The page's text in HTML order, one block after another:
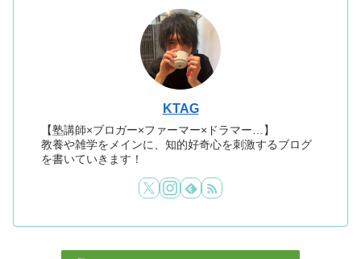
KTAG
【塾講師×ブロガー×ファーマー×ドラマー…】
教養や雑学をメインに、知的好奇心を刺激するブログ
を書いていきます！